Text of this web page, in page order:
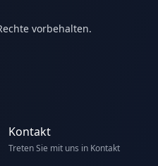
vorbehalten.
Kontakt
Treten Sie mit uns in Kontakt